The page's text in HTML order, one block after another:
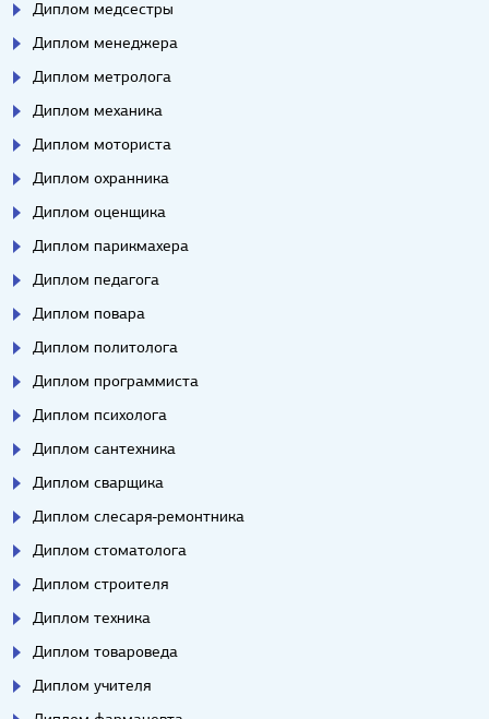
Диплом медсестры
Диплом менеджера
Диплом метролога
Диплом механика
Диплом моториста
Диплом охранника
Диплом оценщика
Диплом парикмахера
Диплом педагога
Диплом повара
Диплом политолога
Диплом программиста
Диплом психолога
Диплом сантехника
Диплом сварщика
Диплом слесаря-ремонтника
Диплом стоматолога
Диплом строителя
Диплом техника
Диплом товароведа
Диплом учителя